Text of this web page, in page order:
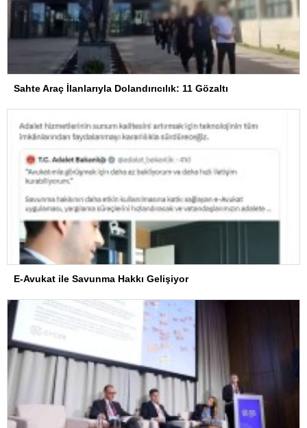
Sahte Araç İlanlarıyla Dolandırıcılık: 11 Gözaltı
E-Avukat ile Savunma Hakkı Gelişiyor